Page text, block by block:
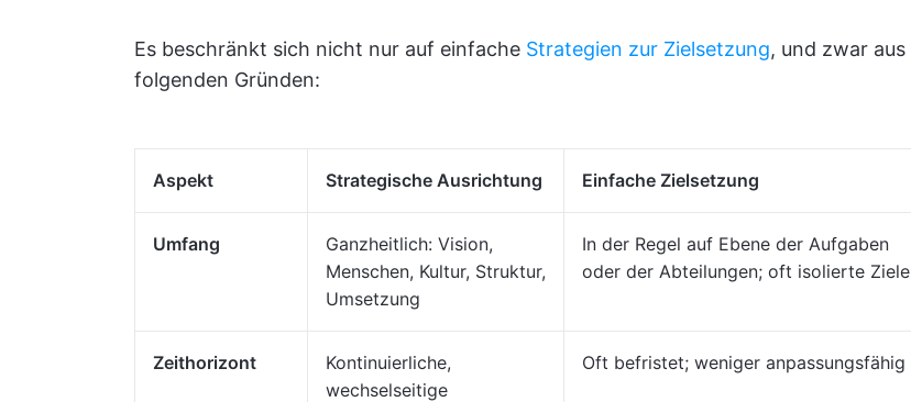
Es beschränkt sich nicht nur auf einfache Strategien zur Zielsetzung, und zwar aus
folgenden Gründen:
Aspekt Strategische Ausrichtung Einfache Zielsetzung
Umfang
Ganzheitlich: Vision,
Menschen, Kultur, Struktur,
Umsetzung
In der Regel auf Ebene der Aufgaben
oder der Abteilungen; oft isolierte Ziele
Zeithorizont
Kontinuierliche,
wechselseitige
Oft befristet; weniger anpassungsfähig